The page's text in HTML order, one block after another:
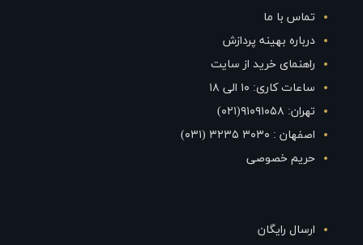
تماس با ما
درباره بهینه پردازش
راهنمای خرید از سایت
ساعات کاری: ۱۰ الی ۱۸
تهران: ۹۱۰۹۱۰۵۸(۰۲۱)
اصفهان : ۳۰۳۰ ۳۲۳۵ (۰۳۱)
حریم خصوصی
ارسال رایگان